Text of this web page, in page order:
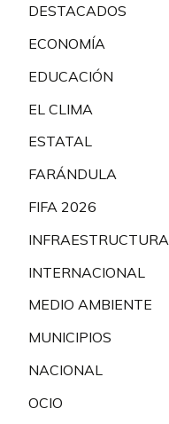
DESTACADOS
ECONOMÍA
EDUCACIÓN
EL CLIMA
ESTATAL
FARÁNDULA
FIFA 2026
INFRAESTRUCTURA
INTERNACIONAL
MEDIO AMBIENTE
MUNICIPIOS
NACIONAL
OCIO